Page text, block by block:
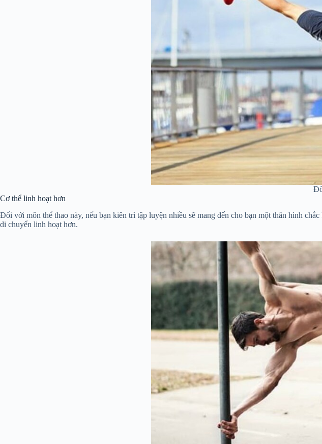
Cơ thể linh hoạt hơn
Đối với môn thể thao này, nếu bạn kiên trì tập luyện nhiều sẽ mang đến cho bạn một thân hình
di chuyển linh hoạt hơn.